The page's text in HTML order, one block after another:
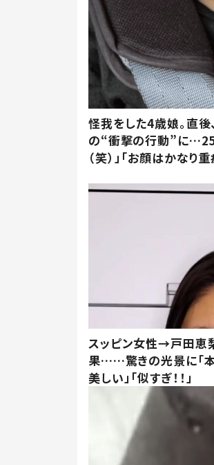
怪我をした4歳娘。直
の“衝撃の行動”に
（笑）」「お顔はかなり
スッピン女性→戸田恵
果……驚きの光景に「本
美しい」「似すぎ！！」